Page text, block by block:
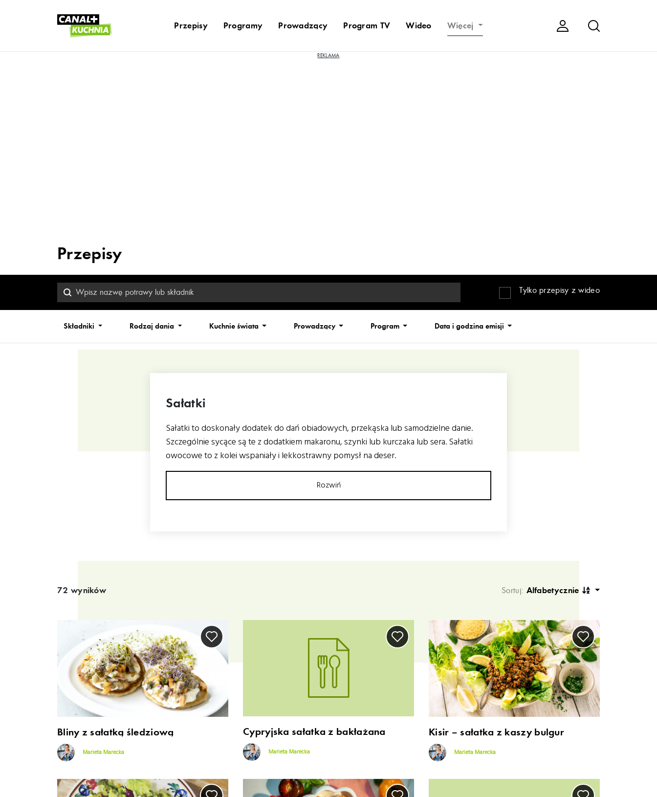
Przepisy Programy Prowadzący Program TV Wideo Więcej
Przepisy
Tylko przepisy z wideo
Składniki Rodzaj dania Kuchnie świata Prowadzący Program Data i godzina emisji
Sałatki
Sałatki to doskonały dodatek do dań obiadowych, przekąska lub samodzielne danie.
Szczególnie sycące są te z dodatkiem makaronu, szynki lub kurczaka lub sera. Sałatki
owocowe to z kolei wspaniały i lekkostrawny pomysł na deser.
Rozwiń
72 wyników Sortuj: Alfabetycznie
Wyniki wyszukiwania
Bliny z sałatką śledziową
Marieta Marecka
Cypryjska sałatka z bakłażana
Marieta Marecka
Kisir – sałatka z kaszy bulgur
Marieta Marecka